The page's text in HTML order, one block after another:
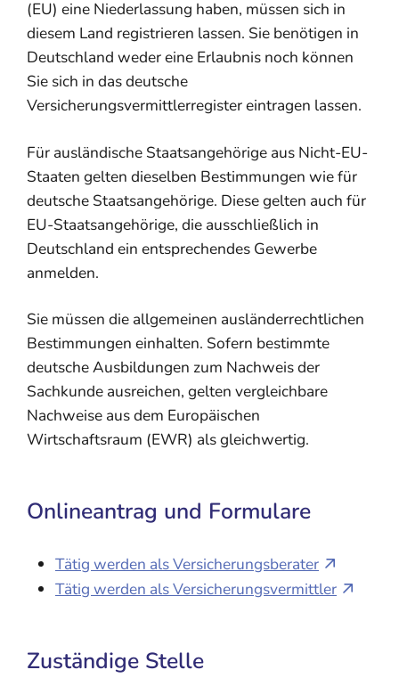
(EU) eine Niederlassung haben, müssen sich in
diesem Land registrieren lassen. Sie benötigen in
Deutschland weder eine Erlaubnis noch können
Sie sich in das deutsche
Versicherungsvermittlerregister eintragen lassen.
Für ausländische Staatsangehörige aus Nicht-EU-
Staaten gelten dieselben Bestimmungen wie für
deutsche Staatsangehörige. Diese gelten auch für
EU-Staatsangehörige, die ausschließlich in
Deutschland ein entsprechendes Gewerbe
anmelden.
Sie müssen die allgemeinen ausländerrechtlichen
Bestimmungen einhalten. Sofern bestimmte
deutsche Ausbildungen zum Nachweis der
Sachkunde ausreichen, gelten vergleichbare
Nachweise aus dem Europäischen
Wirtschaftsraum (EWR) als gleichwertig.
Onlineantrag und Formulare
Tätig werden als Versicherungsberater
Tätig werden als Versicherungsvermittler
Zuständige Stelle